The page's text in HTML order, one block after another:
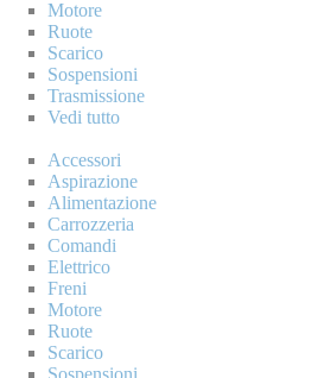
Motore
Ruote
Scarico
Sospensioni
Trasmissione
Vedi tutto
Accessori
Aspirazione
Alimentazione
Carrozzeria
Comandi
Elettrico
Freni
Motore
Ruote
Scarico
Sospensioni